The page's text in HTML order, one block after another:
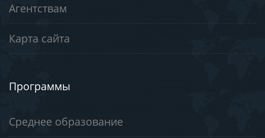
Агентствам
Карта сайта
Программы
Среднее образование